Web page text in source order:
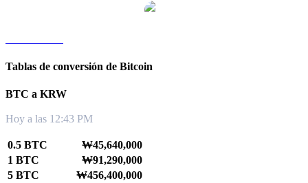
Tablas de conversión de Bitcoin
BTC a KRW
Hoy a las 12:43 PM
0.5 BTC
₩45,640,000
1 BTC
₩91,290,000
5 BTC
₩456,400,000